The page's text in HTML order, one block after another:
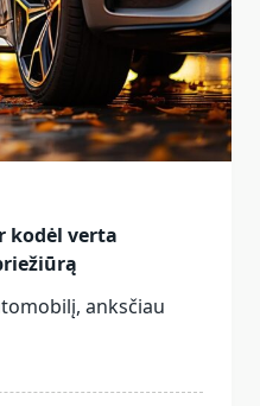
kodėl verta
anksčiau